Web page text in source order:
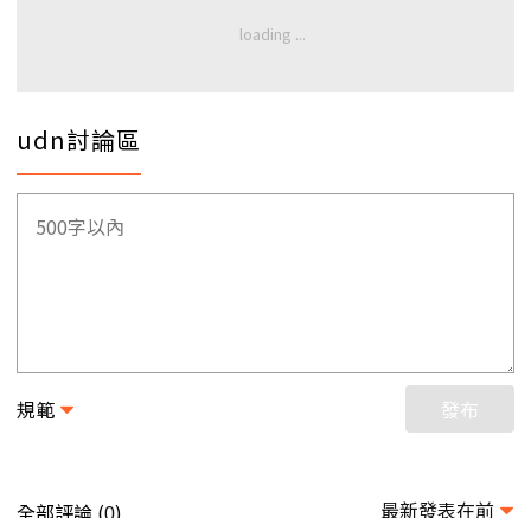
udn討論區
規範 發布
全部評論 (0) 最新發表在前